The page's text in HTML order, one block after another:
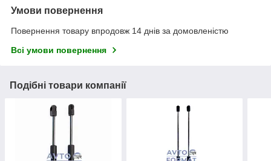
Умови повернення
Повернення товару впродовж 14 днів за домовленістю
Всі умови повернення
Подібні товари компанії